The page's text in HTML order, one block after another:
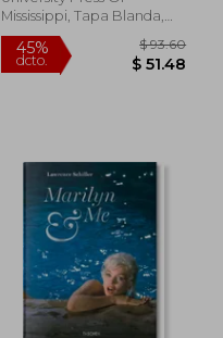
Mississippi, Tapa Blanda,
Nuevo